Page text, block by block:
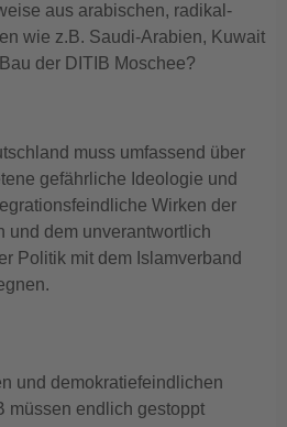
aus arabischen, radikal-
wie z.B. Saudi-Arabien, Kuwait
der DITIB Moschee?
muss umfassend über
gefährliche Ideologie und
Wirken der
und dem unverantwortlich
Politik mit dem Islamverband
und demokratiefeindlichen
müssen endlich gestoppt